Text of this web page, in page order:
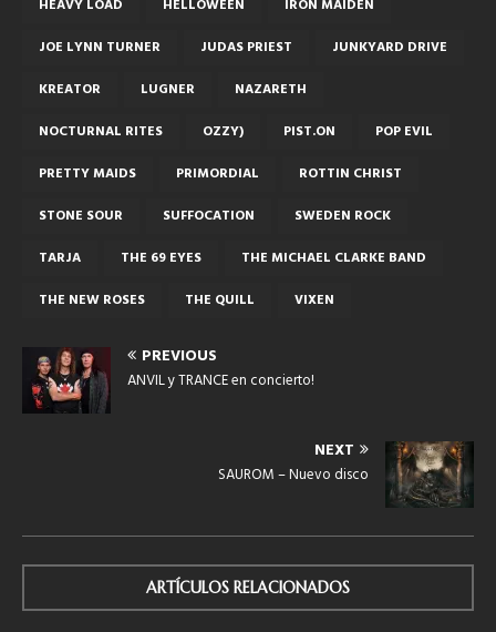
HEAVY LOAD
HELLOWEEN
IRON MAIDEN
JOE LYNN TURNER
JUDAS PRIEST
JUNKYARD DRIVE
KREATOR
LUGNER
NAZARETH
NOCTURNAL RITES
OZZY) PIST.ON
POP EVIL
PRETTY MAIDS
PRIMORDIAL
ROTTIN CHRIST
STONE SOUR
SUFFOCATION
SWEDEN ROCK
TARJA
THE 69 EYES
THE MICHAEL CLARKE BAND
THE NEW ROSES
THE QUILL VIXEN
PREVIOUS
ANVIL y TRANCE en concierto!
NEXT
SAUROM – Nuevo disco
ARTÍCULOS RELACIONADOS